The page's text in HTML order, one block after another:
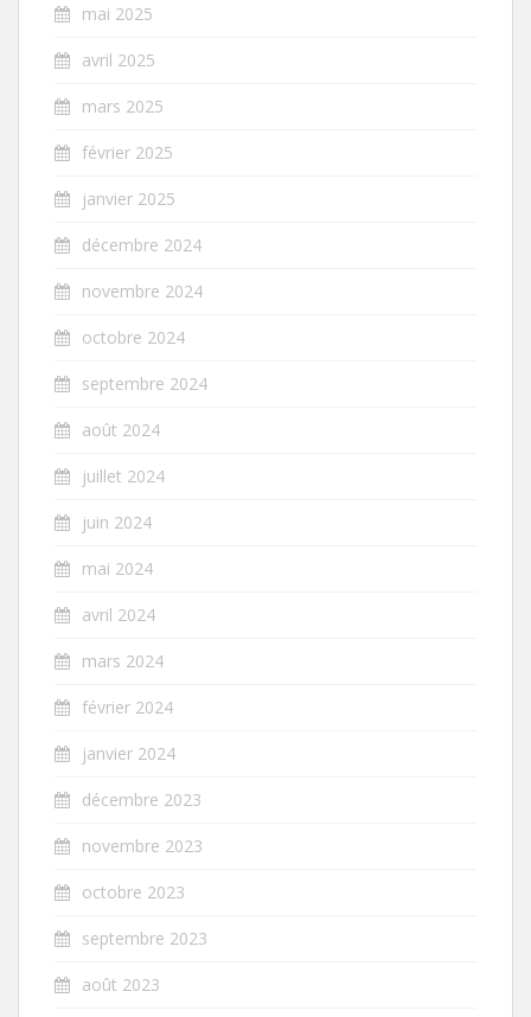
mai 2025
avril 2025
mars 2025
février 2025
janvier 2025
décembre 2024
novembre 2024
octobre 2024
septembre 2024
août 2024
juillet 2024
juin 2024
mai 2024
avril 2024
mars 2024
février 2024
janvier 2024
décembre 2023
novembre 2023
octobre 2023
septembre 2023
août 2023